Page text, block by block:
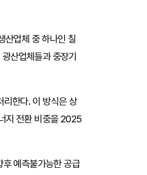
산업체 중 하나인 칠
산업체들과 중장기
리한다. 이 방식은 상
지 전환 비중을 2025
예측불가능한 공급